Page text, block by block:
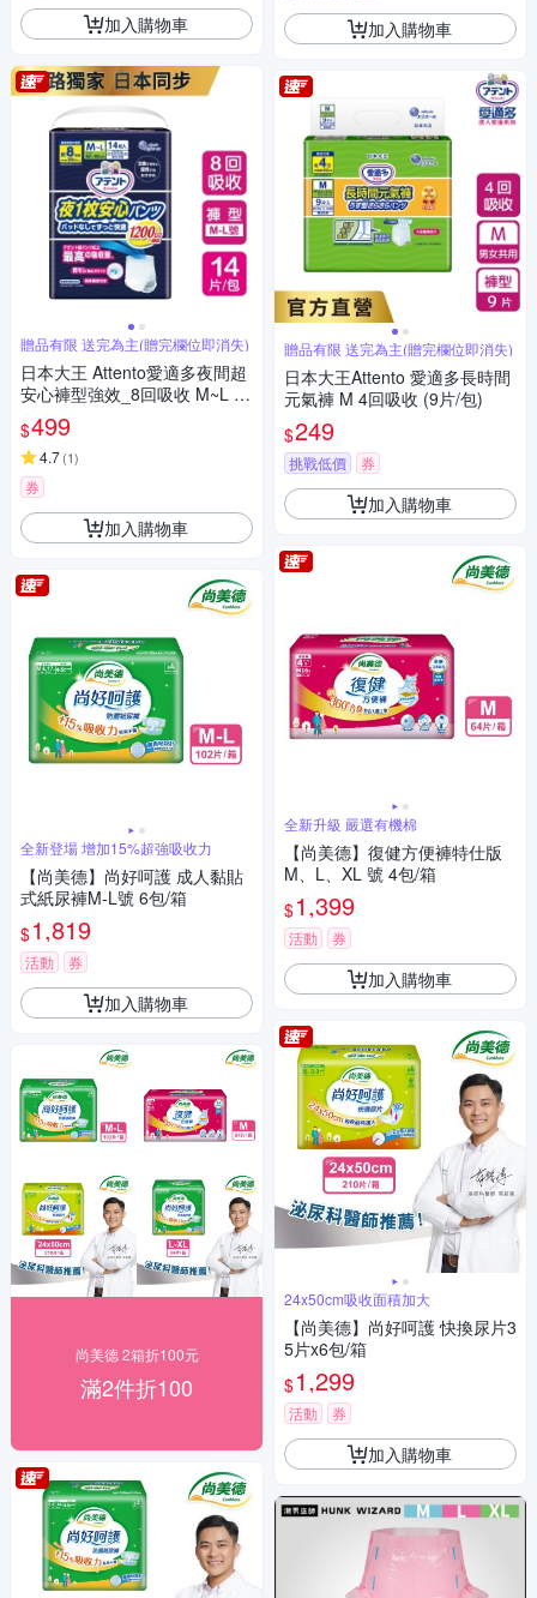
加入購物車
贈品有限 送完為主(贈完欄位即消失)
日本大王 Attento愛適多夜間超
安心褲型強效_8回吸收 M~L (1
4片/包)
$499
4.7(1)
券
加入購物車
全新登場 增加15%超強吸收力
【尚美德】尚好呵護 成人黏貼
式紙尿褲M-L號 6包/箱
$1,819
活動 券
加入購物車
尚美德 2箱折100元
滿2件折100
加入購物車
贈品有限 送完為主(贈完欄位即消失)
日本大王Attento 愛適多長時間
元氣褲 M 4回吸收 (9片/包)
$249
挑戰低價 券
加入購物車
全新升級 嚴選有機棉
【尚美德】復健方便褲特仕版
M、L、XL 號 4包/箱
$1,399
活動 券
加入購物車
24x50cm吸收面積加大
【尚美德】尚好呵護 快換尿片3
5片x6包/箱
$1,299
活動 券
加入購物車